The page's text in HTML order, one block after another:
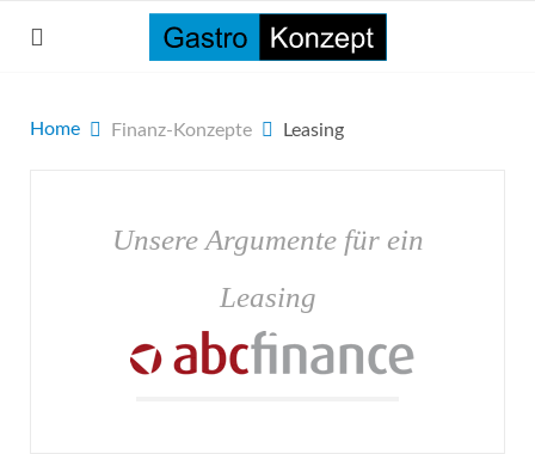
Home Finanz-Konzepte Leasing
Unsere Argumente für ein
Leasing